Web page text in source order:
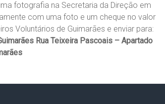
fotografia na Secretaria da Direção em
com uma foto e um cheque no valor
Voluntários de Guimarães e enviar para:
Rua Teixeira Pascoais – Apartado